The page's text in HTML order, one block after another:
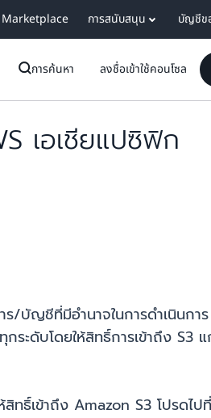
Marketplace การสนับสนุน บัญชีข
การค้นหา ลงชื่อเข้าใช้คอนโซล
เอเชียแปซิฟิก
/บัญชีที่มีอำนาจในการดำเนินกา
ดับโดยให้สิทธิ์การเข้าถึง S3 แ
สิทธิ์เข้าถึง Amazon S3 โปรดไปที่